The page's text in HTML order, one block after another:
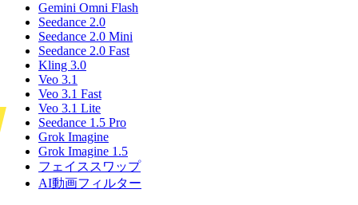
Gemini Omni Flash
Seedance 2.0
Seedance 2.0 Mini
Seedance 2.0 Fast
Kling 3.0
Veo 3.1
Veo 3.1 Fast
Veo 3.1 Lite
Seedance 1.5 Pro
Grok Imagine
Grok Imagine 1.5
フェイススワップ
AI動画フィルター